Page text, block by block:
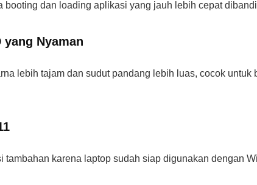
booting dan loading aplikasi yang jauh lebih cepat
yang Nyaman
lebih tajam dan sudut pandang lebih luas, cocok untuk
tambahan karena laptop sudah siap digunakan dengan